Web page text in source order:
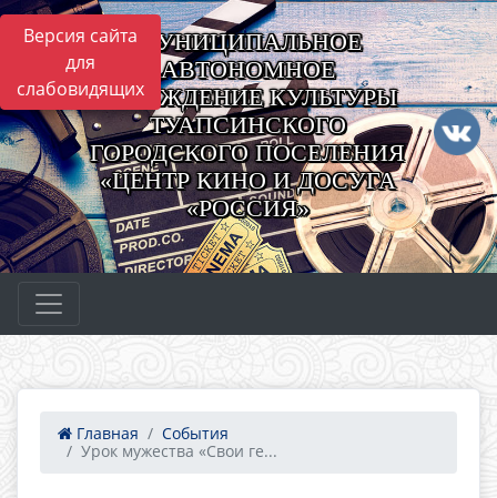
Версия сайта
для
слабовидящих
МУНИЦИПАЛЬНОЕ
АВТОНОМНОЕ
УЧРЕЖДЕНИЕ КУЛЬТУРЫ
ТУАПСИНСКОГО
ГОРОДСКОГО ПОСЕЛЕНИЯ
«ЦЕНТР КИНО И ДОСУГА
«РОССИЯ»
Главная
События
Урок мужества «Свои ге...